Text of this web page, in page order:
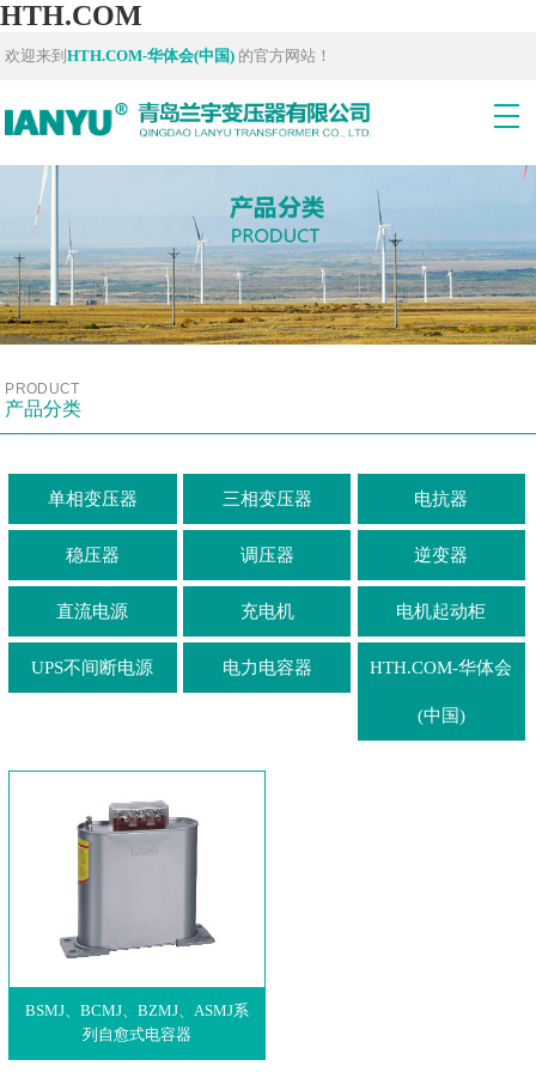
HTH.COM
欢迎来到HTH.COM-华体会(中国) 的官方网站！
PRODUCT
产品分类
单相变压器 三相变压器 电抗器
稳压器 调压器 逆变器
直流电源 充电机 电机起动柜
UPS不间断电源 电力电容器 HTH.COM-华体会
(中国)
BSMJ、BCMJ、BZMJ、ASMJ系
列自愈式电容器